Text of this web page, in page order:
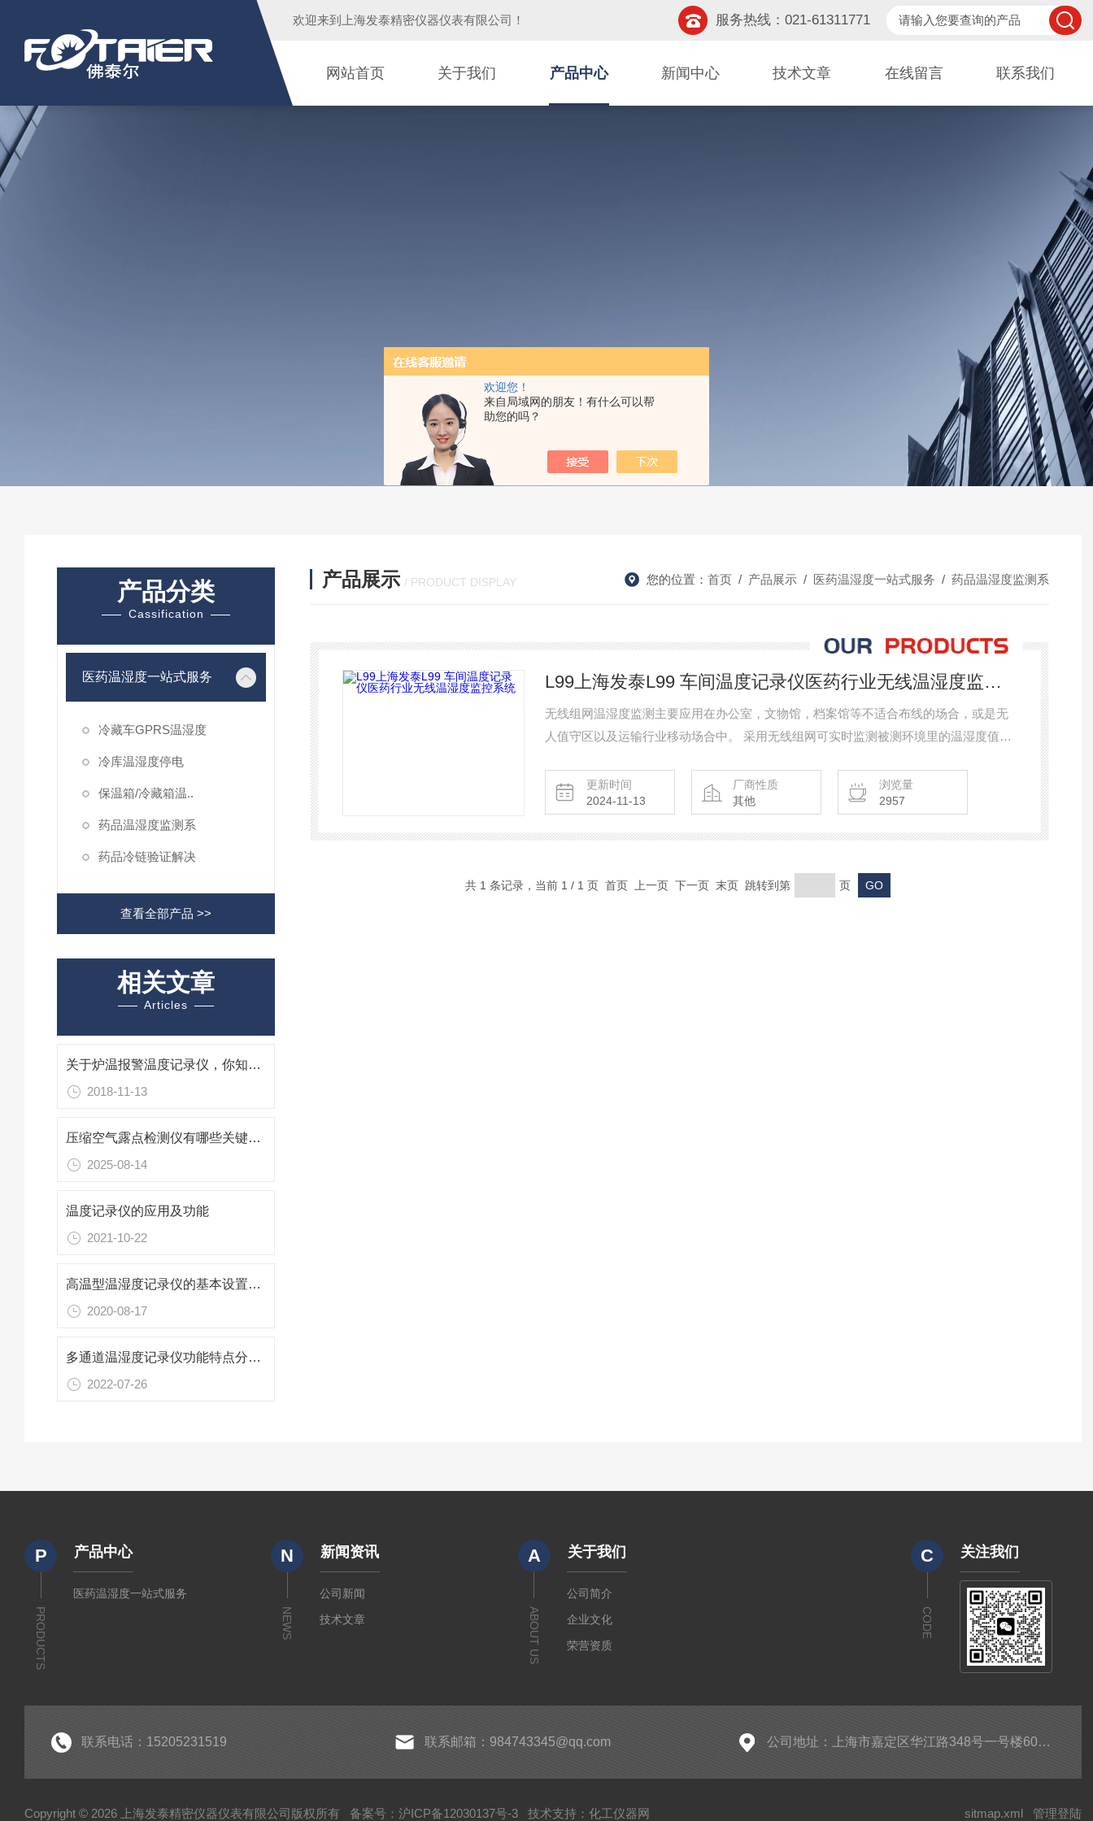
欢迎您！
来自局域网的朋友！有什么可以帮
助您的吗？
欢迎来到 上海发泰精密仪器仪表有限公司 ！ 服务热线：021-61311771
网站首页 关于我们 产品中心 新闻中心 技术文章 在线留言 联系我们
产品分类
Cassification
医药温湿度一站式服务
冷藏车GPRS温湿度
冷库温湿度停电
保温箱/冷藏箱温..
药品温湿度监测系
药品冷链验证解决
查看全部产品 >>
相关文章
Articles
关于炉温报警温度记录仪，你知道多少？
2018-11-13
压缩空气露点检测仪有哪些关键功能？
2025-08-14
温度记录仪的应用及功能
2021-10-22
高温型温湿度记录仪的基本设置及特点
2020-08-17
多通道温湿度记录仪功能特点分析说明
2022-07-26
产品展示 / PRODUCT DISPLAY 您的位置： 首页 / 产品展示 / 医药温湿度一站式服务 / 药品温湿度监测系
L99上海发泰L99 车间温度记录仪医药行业无线温湿度监控系统
无线组网温湿度监测主要应用在办公室，文物馆，档案馆等不适合布线的场合，或是无
人值守区以及运输行业移动场合中。 采用无线组网可实时监测被测环境里的温湿度值，
接传输到监控中心电脑上，方便用户统一监测和管理。 上海发泰L99 车间温度记录仪医
药行业无线温湿度监控系统
更新时间
2024-11-13
厂商性质
其他
浏览量
2957
共 1 条记录，当前 1 / 1 页 首页 上一页 下一页 末页 跳转到第 页
P
PRODUCTS
产品中心
医药温湿度一站式服务
N
NEWS
新闻资讯
公司新闻
技术文章
A
ABOUT US
关于我们
公司简介
企业文化
荣营资质
C
CODE
关注我们
联系电话：15205231519 联系邮箱：984743345@qq.com 公司地址：上海市嘉定区华江路348号一号楼608室
Copyright © 2026 上海发泰精密仪器仪表有限公司版权所有 备案号：沪ICP备12030137号-3 技术支持： 化工仪器网 sitmap.xml 管理登陆